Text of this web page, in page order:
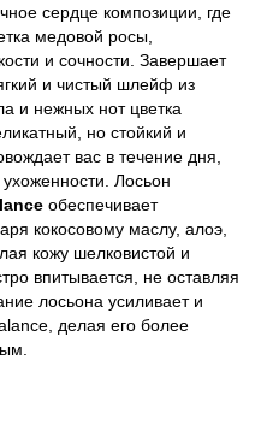
сердце композиции, где
медовой росы,
и сочности. Завершает
и чистый шлейф из
и нежных нот цветка
но стойкий и
вас в течение дня,
Лосьон
обеспечивает
кокосовому маслу, алоэ,
кожу шелковистой и
впитывается, не оставляя
лосьона усиливает и
делая его более